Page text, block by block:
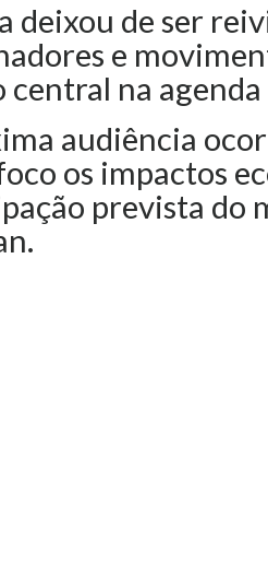
deixou de ser
e
central na
audiência
os impactos
prevista do